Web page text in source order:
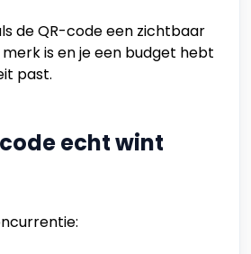
de QR-code een zichtbaar
is en je een budget hebt
past.
echt wint